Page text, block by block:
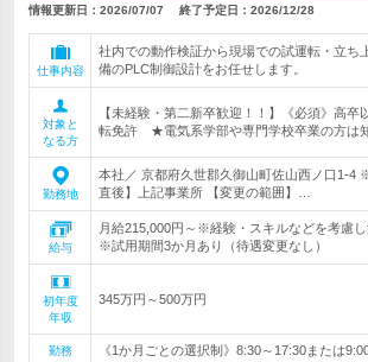
情報更新日：2026/07/07 終了予定日： 2026/12/28
仕事内容
社内での動作検証から現場での試運転・立ち
備のPLC制御設計をお任せします。
対象と
なる方
【未経験・第二新卒歓迎！！】《必須》高卒
転免許 ★電気系学部や専門学校卒業の方は
勤務地
本社／ 京都府久世郡久御山町佐山西ノ口1-4
直後】上記事業所 【変更の範囲】…
給与
月給215,000円～※経験・スキルなどを考慮し
※試用期間3か月あり（待遇変更なし）
初年度
年収
345万円～500万円
勤務
《1か月ごとの選択制》8:30～17:30または